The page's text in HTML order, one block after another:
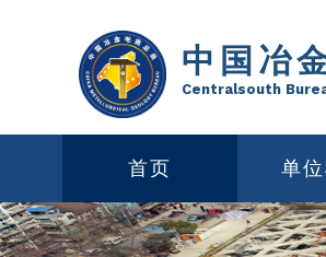
中国冶
Centralsouth
首页 单